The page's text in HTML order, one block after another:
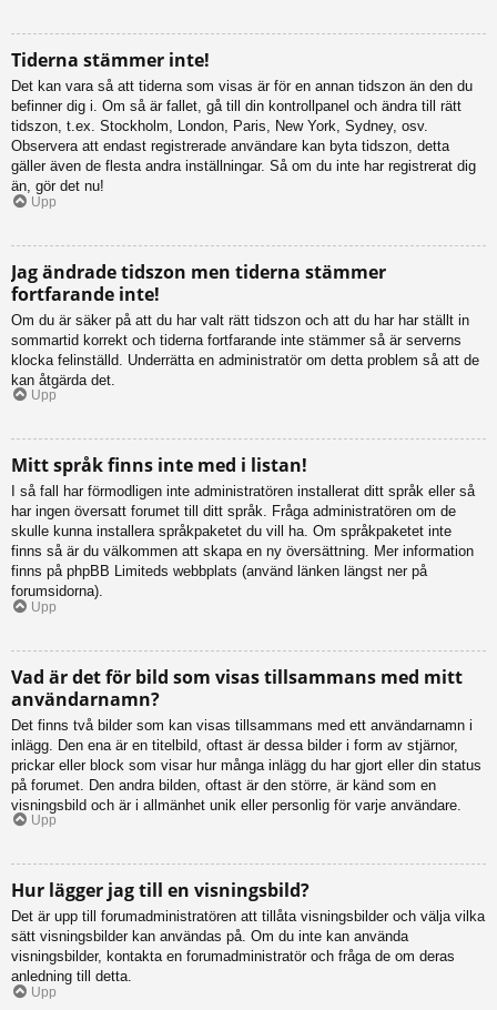
Tiderna stämmer inte!
Det kan vara så att tiderna som visas är för en annan tidszon än den du
befinner dig i. Om så är fallet, gå till din kontrollpanel och ändra till rätt
tidszon, t.ex. Stockholm, London, Paris, New York, Sydney, osv.
Observera att endast registrerade användare kan byta tidszon, detta
gäller även de flesta andra inställningar. Så om du inte har registrerat dig
än, gör det nu!
Upp
Jag ändrade tidszon men tiderna stämmer
fortfarande inte!
Om du är säker på att du har valt rätt tidszon och att du har har ställt in
sommartid korrekt och tiderna fortfarande inte stämmer så är serverns
klocka felinställd. Underrätta en administratör om detta problem så att de
kan åtgärda det.
Upp
Mitt språk finns inte med i listan!
I så fall har förmodligen inte administratören installerat ditt språk eller så
har ingen översatt forumet till ditt språk. Fråga administratören om de
skulle kunna installera språkpaketet du vill ha. Om språkpaketet inte
finns så är du välkommen att skapa en ny översättning. Mer information
finns på phpBB Limiteds webbplats (använd länken längst ner på
forumsidorna).
Upp
Vad är det för bild som visas tillsammans med mitt
användarnamn?
Det finns två bilder som kan visas tillsammans med ett användarnamn i
inlägg. Den ena är en titelbild, oftast är dessa bilder i form av stjärnor,
prickar eller block som visar hur många inlägg du har gjort eller din status
på forumet. Den andra bilden, oftast är den större, är känd som en
visningsbild och är i allmänhet unik eller personlig för varje användare.
Upp
Hur lägger jag till en visningsbild?
Det är upp till forumadministratören att tillåta visningsbilder och välja vilka
sätt visningsbilder kan användas på. Om du inte kan använda
visningsbilder, kontakta en forumadministratör och fråga de om deras
anledning till detta.
Upp